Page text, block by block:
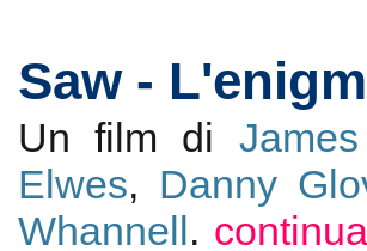
Saw -
Un film di
Elwes, Danny
Whannell.